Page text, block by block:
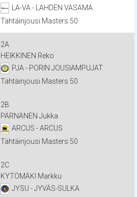
LA-VA - LAHDEN VASAMA
Tähtäinjousi Masters 50
2A
HEIKKINEN Reko
PJA - PORIN JOUSIAMPUJAT
Tähtäinjousi Masters 50
2B
PÄRNÄNEN Jukka
ARCUS - ARCUS
Tähtäinjousi Masters 50
2C
KYTÖMÄKI Markku
JYSU - JYVÄS-SULKA